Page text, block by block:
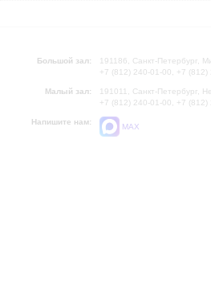
Большой зал:
191186, Санкт-Петербург,
+7 (812) 240-01-00, +7 (812)
Малый зал:
191011, Санкт-Петербург,
+7 (812) 240-01-00, +7 (812)
Напишите нам:
MAX